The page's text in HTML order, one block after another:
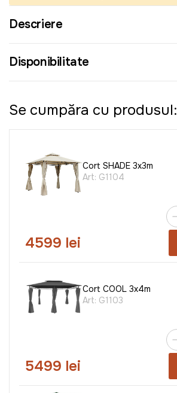
Descriere
Disponibilitate
Se cumpăra cu produsul:
Cort SHADE 3x3m
Art: G1104
4599 lei
Cort COOL 3x4m
Art: G1103
5499 lei